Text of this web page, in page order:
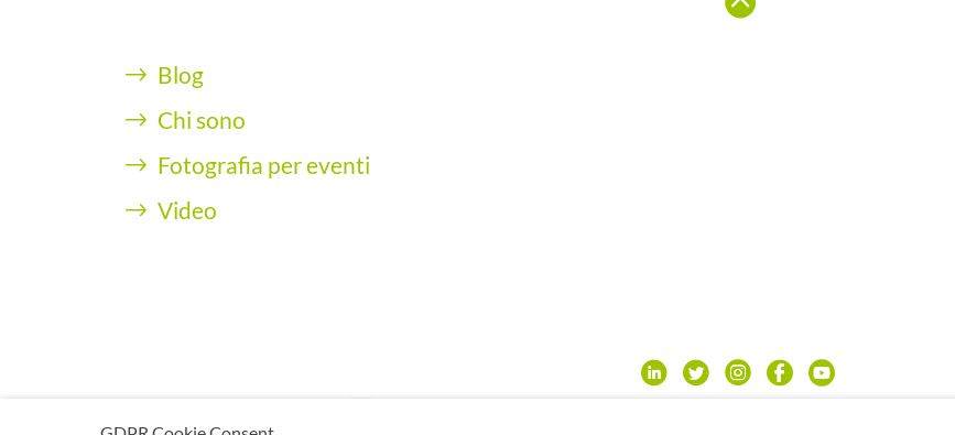
Blog
Chi sono
Fotografia per eventi
Video